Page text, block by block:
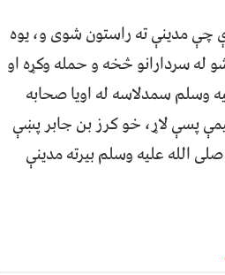
چې مدینې ته راستون شوی و، یوه
له سردارانو څخه و حمله وکړه او
وسلم سمدلاسه له اویا صحابه
پسې لاړ، خو کرز بن جابر پښې
الله علیه وسلم بیرته مدینې